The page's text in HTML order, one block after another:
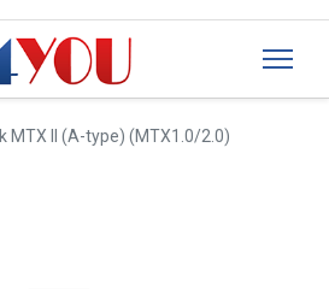
MTX II (A-type) (MTX1.0/2.0)